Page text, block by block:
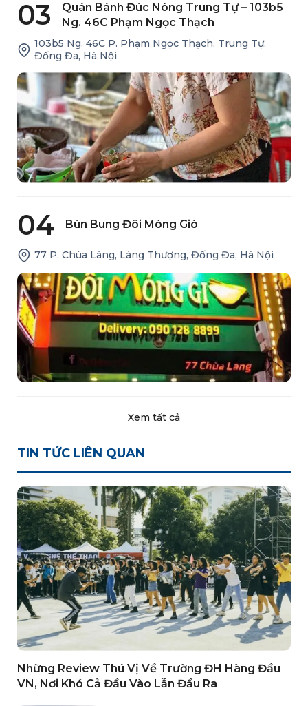
03
Quán Bánh Đúc Nóng Trung Tự – 103b5
Ng. 46C Phạm Ngọc Thạch
103b5 Ng. 46C P. Phạm Ngọc Thạch, Trung Tự,
Đống Đa, Hà Nội
04 Bún Bung Đôi Móng Giò
77 P. Chùa Láng, Láng Thượng, Đống Đa, Hà Nội
Xem tất cả
TIN TỨC LIÊN QUAN
Những Review Thú Vị Về Trường ĐH Hàng Đầu
VN, Nơi Khó Cả Đầu Vào Lẫn Đầu Ra